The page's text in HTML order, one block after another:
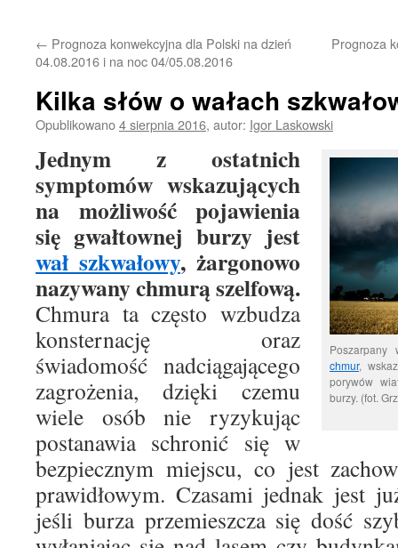
← Prognoza konwekcyjna dla Polski na dzień
04.08.2016 i na noc 04/05.08.2016
Prognoza
Kilka słów o wałach
Opublikowano4 sierpnia 2016, autor: Igor Laskowski
chmur,
porywów
burzy. (fot.
Jednym z ostatnich
symptomów wskazujących
na możliwość pojawienia
się gwałtownej burzy jest
wał szkwałowy, żargonowo
nazywany chmurą szelfową.
Chmura ta często wzbudza
konsternację oraz
świadomość nadciągającego
zagrożenia, dzięki czemu
wiele osób nie ryzykując
postanawia schronić się w
bezpiecznym miejscu, co jest
prawidłowym. Czasami jednak jest
jeśli burza przemieszcza się dość